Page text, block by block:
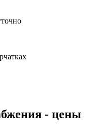
- цены